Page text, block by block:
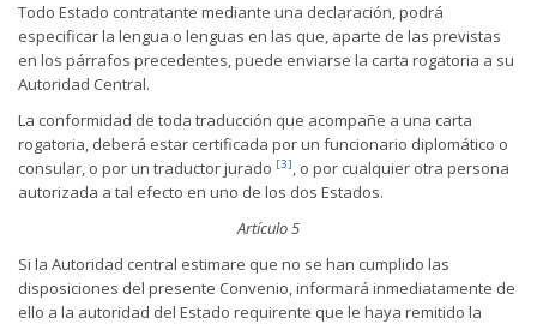
Todo Estado contratante mediante una declaración, podrá
especificar la lengua o lenguas en las que, aparte de las previstas
en los párrafos precedentes, puede enviarse la carta rogatoria a su
Autoridad Central.
La conformidad de toda traducción que acompañe a una carta
rogatoria, deberá estar certificada por un funcionario diplomático o
consular, o por un traductor jurado [3], o por cualquier otra persona
autorizada a tal efecto en uno de los dos Estados.
Artículo 5
Si la Autoridad central estimare que no se han cumplido las
disposiciones del presente Convenio, informará inmediatamente de
ello a la autoridad del Estado requirente que le haya remitido la